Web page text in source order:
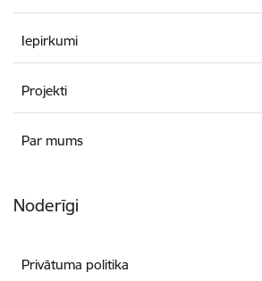
Iepirkumi
Projekti
Par mums
Noderīgi
Privātuma politika